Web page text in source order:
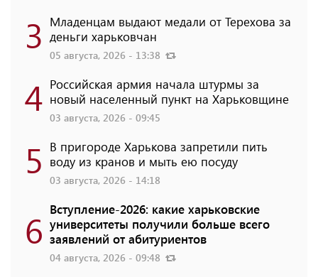
3 Младенцам выдают медали от Терехова за
деньги харьковчан
05 августа, 2026 - 13:38
4 Российская армия начала штурмы за
новый населенный пункт на Харьковщине
03 августа, 2026 - 09:45
5 В пригороде Харькова запретили пить
воду из кранов и мыть ею посуду
03 августа, 2026 - 14:18
6 Вступление-2026: какие харьковские
университеты получили больше всего
заявлений от абитуриентов
04 августа, 2026 - 09:48